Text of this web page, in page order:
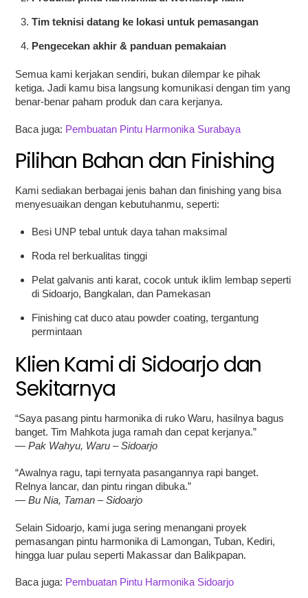
Tim teknisi datang ke lokasi untuk pemasangan
Pengecekan akhir & panduan pemakaian
Semua kami kerjakan sendiri, bukan dilempar ke pihak
ketiga. Jadi kamu bisa langsung komunikasi dengan tim yang
benar-benar paham produk dan cara kerjanya.
Baca juga: Pembuatan Pintu Harmonika Surabaya
Pilihan Bahan dan Finishing
Kami sediakan berbagai jenis bahan dan finishing yang bisa
menyesuaikan dengan kebutuhanmu, seperti:
Besi UNP tebal untuk daya tahan maksimal
Roda rel berkualitas tinggi
Pelat galvanis anti karat, cocok untuk iklim lembap seperti
di Sidoarjo, Bangkalan, dan Pamekasan
Finishing cat duco atau powder coating, tergantung
permintaan
Klien Kami di Sidoarjo dan
Sekitarnya
“Saya pasang pintu harmonika di ruko Waru, hasilnya bagus
banget. Tim Mahkota juga ramah dan cepat kerjanya.”
—Pak Wahyu, Waru – Sidoarjo
“Awalnya ragu, tapi ternyata pasangannya rapi banget.
Relnya lancar, dan pintu ringan dibuka.”
—Bu Nia, Taman – Sidoarjo
Selain Sidoarjo, kami juga sering menangani proyek
pemasangan pintu harmonika di Lamongan, Tuban, Kediri,
hingga luar pulau seperti Makassar dan Balikpapan.
Baca juga: Pembuatan Pintu Harmonika Sidoarjo